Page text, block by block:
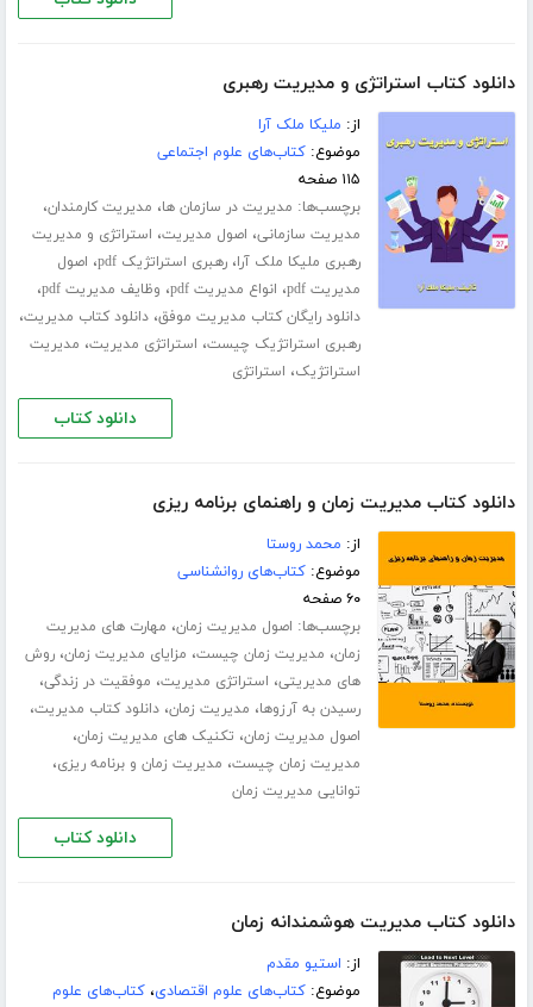
دانلود کتاب استراتژی و مدیریت رهبری
از: ملیکا ملک آرا
موضوع:کتاب‌های علوم اجتماعی
۱۱۵ صفحه
برچسب‌ها: مدیریت در سازمان ها، مدیریت کارمندان،
مدیریت سازمانی، اصول مدیریت، استراتژی و مدیریت
رهبری ملیکا ملک آرا،رهبری استراتژیک pdf ، اصول
مدیریت pdf
، انواع مدیریت pdf ، وظایف مدیریت pdf ،
دانلود رایگان کتاب مدیریت موفق،دانلود کتاب مدیریت،
رهبری استراتژیک چیست، استراتژی مدیریت، مدیریت
استراتژیک، استراتژی
دانلود کتاب
دانلود کتاب مدیریت زمان و راهنمای برنامه ریزی
از: محمد روستا
موضوع:کتاب‌های روانشناسی
۶۰ صفحه
برچسب‌ها: اصول مدیریت زمان، مهارت های مدیریت
زمان، مدیریت زمان چیست، مزایای مدیریت زمان،روش
های مدیریتی، استراتژی مدیریت، موفقیت در زندگی،
رسیدن به آرزوها، مدیریت زمان،دانلود کتاب مدیریت،
اصول مدیریت زمان، تکنیک های مدیریت زمان،
مدیریت زمان چیست، مدیریت زمان و برنامه ریزی،
توانایی مدیریت زمان
دانلود کتاب
دانلود کتاب مدیریت هوشمندانه زمان
از: استیو مقدم
موضوع:کتاب‌های علوم اقتصادی،کتاب‌های علوم